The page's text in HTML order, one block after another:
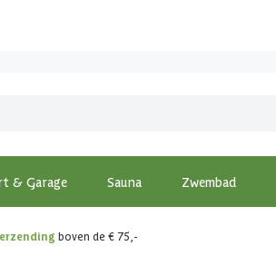
& Garage Sauna Zwembad
boven de € 75,-